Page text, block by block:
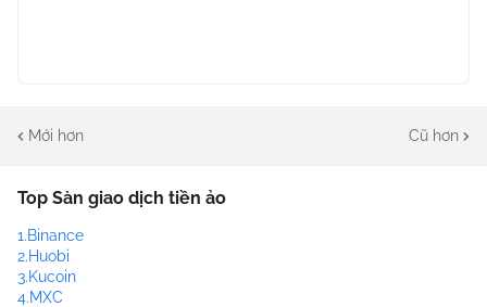
Mới hơn Cũ hơn
Top Sàn giao dịch tiền ảo
1.Binance
2.Huobi
3.Kucoin
4.MXC